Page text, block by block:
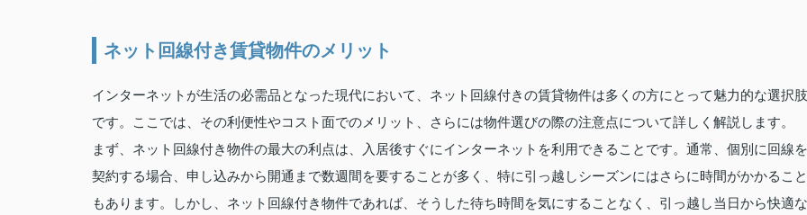
ネット回線付き賃貸物件のメリット
インターネットが生活の必需品となった現代において、ネット回線付きの賃貸物件は多くの方にとって魅力的な選択肢
です。ここでは、その利便性やコスト面でのメリット、さらには物件選びの際の注意点について詳しく解説します。
まず、ネット回線付き物件の最大の利点は、入居後すぐにインターネットを利用できることです。通常、個別に回線を
契約する場合、申し込みから開通まで数週間を要することが多く、特に引っ越しシーズンにはさらに時間がかかること
もあります。しかし、ネット回線付き物件であれば、そうした待ち時間を気にすることなく、引っ越し当日から快適な